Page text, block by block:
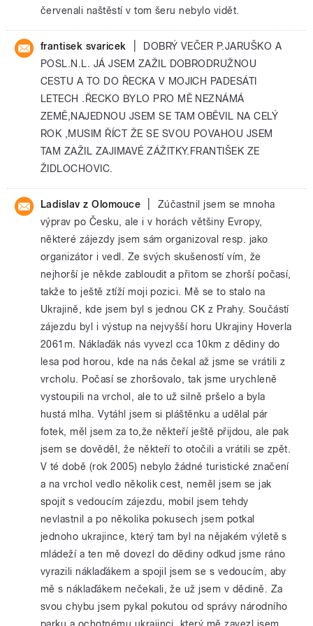
červenali naštěstí v tom šeru nebylo vidět.
frantisek svaricek
DOBRÝ VEČER P.JARUŠKO A
POSL.N.L. JÁ JSEM ZAŽIL DOBRODRUŽNOU
CESTU A TO DO ŘECKA V MOJICH PADESÁTI
LETECH .ŘECKO BYLO PRO MĚ NEZNÁMÁ
ZEMĚ,NAJEDNOU JSEM SE TAM OBĚVIL NA CELÝ
ROK ,MUSIM ŘÍCT ŽE SE SVOU POVAHOU JSEM
TAM ZAŽIL ZAJIMAVÉ ZÁŽITKY.FRANTIŠEK ZE
ŽIDLOCHOVIC.
Ladislav z Olomouce
Zúčastnil jsem se mnoha
výprav po Česku, ale i v horách většiny Evropy,
některé zájezdy jsem sám organizoval resp. jako
organizátor i vedl. Ze svých skušeností vím, že
nejhorší je někde zabloudit a přitom se zhorší počasí,
takže to ještě ztíží moji pozici. Mě se to stalo na
Ukrajině, kde jsem byl s jednou CK z Prahy. Součástí
zájezdu byl i výstup na nejvyšší horu Ukrajiny Hoverla
2061m. Náklaďák nás vyvezl cca 10km z dědiny do
lesa pod horou, kde na nás čekal až jsme se vrátili z
vrcholu. Počasí se zhoršovalo, tak jsme urychleně
vystoupili na vrchol, ale to už silně pršelo a byla
hustá mlha. Vytáhl jsem si pláštěnku a udělal pár
fotek, měl jsem za to,že někteří ještě přijdou, ale pak
jsem se dověděl, že někteří to otočili a vrátili se zpět.
V té době (rok 2005) nebylo žádné turistické značení
a na vrchol vedlo několik cest, neměl jsem se jak
spojit s vedoucím zájezdu, mobil jsem tehdy
nevlastnil a po několika pokusech jsem potkal
jednoho ukrajince, který tam byl na nějakém výletě s
mládeží a ten mě dovezl do dědiny odkud jsme ráno
vyrazili náklaďákem a spojil jsem se s vedoucím, aby
mě s náklaďákem nečekali, že už jsem v dědině. Za
svou chybu jsem pykal pokutou od správy národního
parku a ochotnému ukrajinci, který mě zavezl jsem